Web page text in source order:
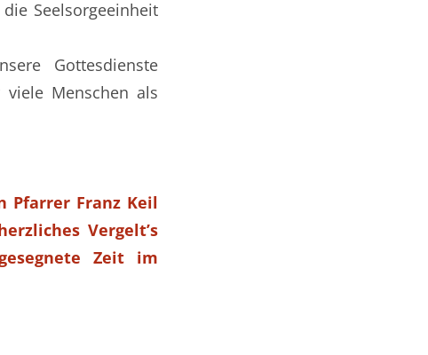
Seelsorgeeinheit
Gottesdienste
Menschen als
Pfarrer Franz Keil
Vergelt’s
Zeit im